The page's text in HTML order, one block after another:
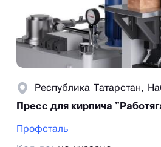
Республика Татарстан,
Пресс для кирпича
Профсталь